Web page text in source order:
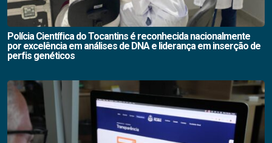
Polícia Científica do Tocantins é reconhecida nacionalmente
por excelência em análises de DNA e liderança em inserção de
perfis genéticos